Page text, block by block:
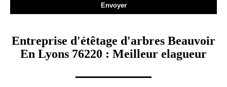
Entreprise d'étêtage d'arbres Beauvoir
En Lyons 76220 : Meilleur elagueur